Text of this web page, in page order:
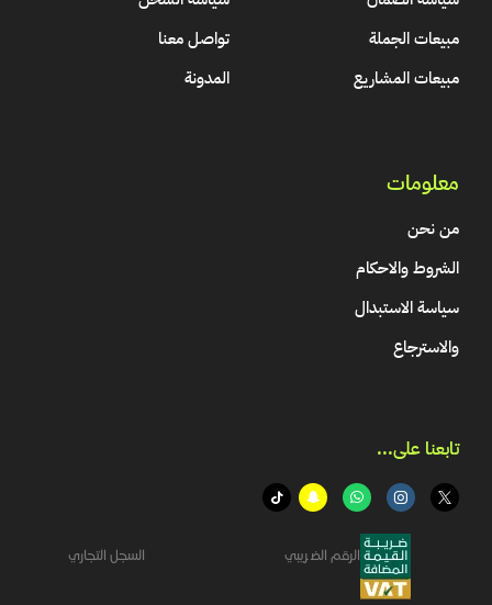
مبيعات الجملة
مبيعات المشاريع
تواصل معنا
المدونة
معلومات
من نحن
الشروط والاحكام
سياسة الاستبدال
والاسترجاع
تابعنا على...​
الرقم الضريبي السجل التجاري